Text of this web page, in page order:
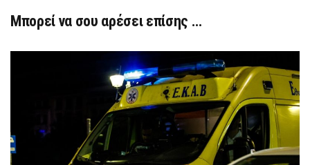
Μπορεί να σου αρέσει επίσης …